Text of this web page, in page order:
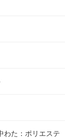
た：ポリエステ